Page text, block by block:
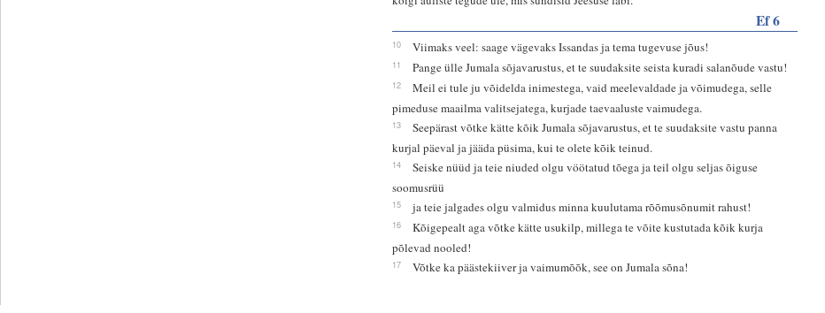
Ef 6
10 Viimaks veel: saage vägevaks Issandas ja tema tugevuse jõus!
11 Pange ülle Jumala sõjavarustus, et te suudaksite seista kuradi salanõude vastu!
12
Meil ei tule ju võidelda inimestega, vaid meelevaldade ja võimudega, selle
pimeduse maailma valitsejatega, kurjade taevaaluste vaimudega.
13
Seepärast võtke kätte kõik Jumala sõjavarustus, et te suudaksite vastu panna
kurjal päeval ja jääda püsima, kui te olete kõik teinud.
14
Seiske nüüd ja teie niuded olgu vöötatud tõega ja teil olgu seljas õiguse
soomusrüü
15 ja teie jalgades olgu valmidus minna kuulutama rõõmusõnumit rahust!
16
Kõigepealt aga võtke kätte usukilp, millega te võite kustutada kõik kurja
põlevad nooled!
17 Võtke ka päästekiiver ja vaimumõõk, see on Jumala sõna!